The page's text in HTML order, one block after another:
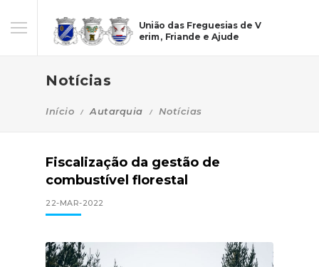
União das Freguesias de V
erim, Friande e Ajude
Notícias
Início Autarquia Notícias
Fiscalização da gestão de
combustível florestal
22-MAR-2022